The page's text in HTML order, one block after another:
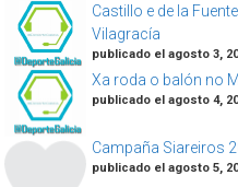
Castillo e de la
Vilagracía
publicado el agosto 3,
Xa roda o balón no
publicado el agosto 4,
Campaña Siareiros
publicado el agosto 5,